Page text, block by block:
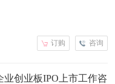
咨询
订购
业创业板IPO上市工作咨